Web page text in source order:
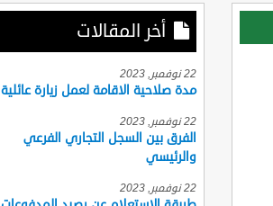
أخر المقالات
22 نوفمبر, 2023
مدة صلاحية الاقامة لعمل زيارة عائلية
22 نوفمبر, 2023
الفرق بين السجل التجاري الفرعي
والرئيسي
22 نوفمبر, 2023